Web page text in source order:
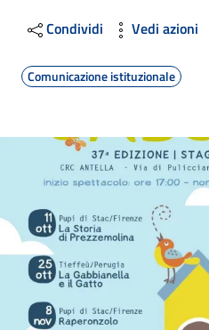
Condividi Vedi azioni
Comunicazione istituzionale